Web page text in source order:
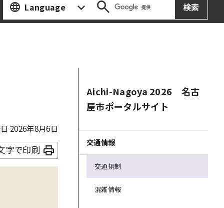
Language
2026年8月6日
字で印刷
Aichi-Nagoya 2026 名古
屋市ポータルサイト
交通情報
交通規制
混雑情報